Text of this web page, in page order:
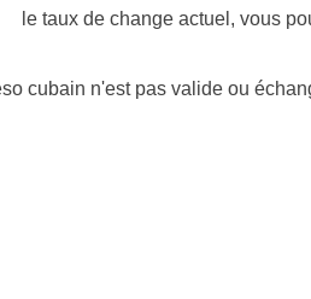
le taux de change actuel, vous
cubain n'est pas valide ou